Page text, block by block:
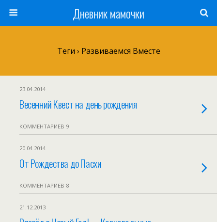
Дневник мамочки
Теги › Развиваемся Вместе
23.04.2014
Весенний Квест на день рождения
КОММЕНТАРИЕВ 9
20.04.2014
От Рождества до Пасхи
КОММЕНТАРИЕВ 8
21.12.2013